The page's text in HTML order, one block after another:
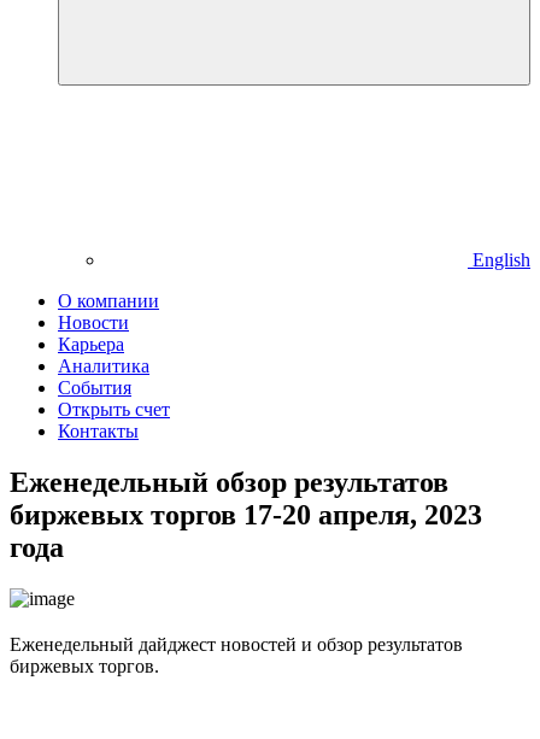
English
О компании
Новости
Карьера
Аналитика
События
Открыть счет
Контакты
Еженедельный обзор результатов
биржевых торгов 17-20 апреля, 2023
года
Еженедельный дайджест новостей и обзор результатов
биржевых торгов.